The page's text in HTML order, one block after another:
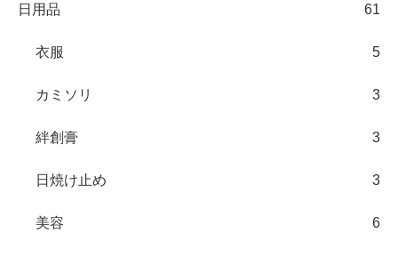
日用品 61
衣服 5
カミソリ 3
絆創膏 3
日焼け止め 3
美容 6